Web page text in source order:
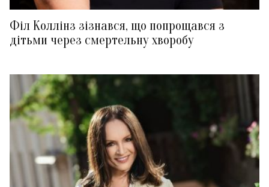
Філ Коллінз зізнався, що попрощався з
дітьми через смертельну хворобу